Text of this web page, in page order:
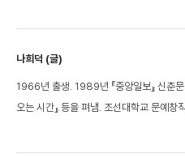
나희덕 (글)
1966년 출생. 1989년 『중앙일보』 신춘문
오는 시간』 등을 펴냄. 조선대학교 문예창